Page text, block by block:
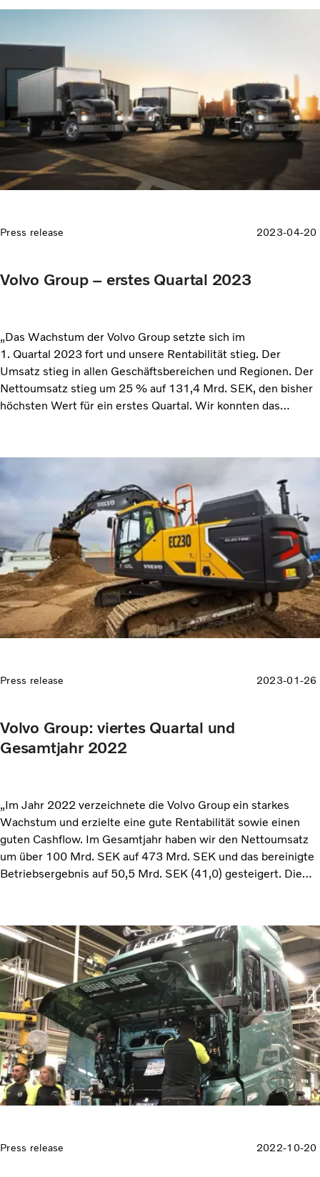
Ausrichtung konnten wir unsere Margen verbessern und
der Lieferkette bewältigen“, sagt Martin Lundstedt, Präsident
Press release 2023-04-20
Volvo Group – erstes Quartal 2023
„Das Wachstum der Volvo Group setzte sich im
1. Quartal 2023 fort und unsere Rentabilität stieg. Der
Umsatz stieg in allen Geschäftsbereichen und Regionen. Der
Nettoumsatz stieg um 25 % auf 131,4 Mrd. SEK, den bisher
höchsten Wert für ein erstes Quartal. Wir konnten das
entspricht. Die Rendite des eingesetzten Kapitals stieg auf
30,3 % (25,3). Eine gute Rentabilität ist wichtig, damit wir
auch weiterhin verstärkt in den größten technologischen
Wandel aller Zeiten in unseren Branchen investieren können.
Wir befinden uns in einer Phase, in der wir parallel in batterie-
elektrische Fahrzeuge und in Brennstoffzellen-
Elektrofahrzeuge sowie in Verbrennungsmotoren investieren“,
sagt Martin Lundstedt, Präsident und CEO.
Press release 2023-01-26
Volvo Group: viertes Quartal und
Gesamtjahr 2022
„Im Jahr 2022 verzeichnete die Volvo Group ein starkes
Wachstum und erzielte eine gute Rentabilität sowie einen
guten Cashflow. Im Gesamtjahr haben wir den Nettoumsatz
um über 100 Mrd. SEK auf 473 Mrd. SEK und das bereinigte
Betriebsergebnis auf 50,5 Mrd. SEK (41,0) gesteigert. Die
(29,4) hat unser Industriegeschäft das Jahr mit einer Netto-
Cash-Position von 73,9 Milliarden SEK abgeschlossen –
Pensions- und Leasing-Verbindlichkeiten ausgenommen.
Dank unserer starken Finanzen können wir unseren
Aktionären weiterhin eine gute Rendite bieten und
gleichzeitig in den Umbau unserer Branchen investieren. Der
Vorstand schlägt eine ordentliche Dividende von 7,00 SEK je
Aktie und eine Zusatzdividende von 7,00 SEK je Aktie vor“, so
Präsident und CEO Martin Lundstedt.
Press release 2022-10-20